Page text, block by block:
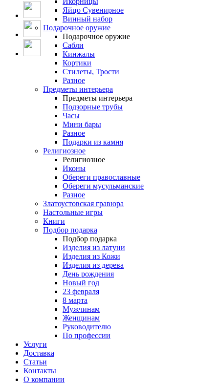
Яйцо Сувенирное
Винный набор
Подарочное оружие
Подарочное оружие
Сабли
Кинжалы
Кортики
Стилеты, Трости
Разное
Предметы интерьера
Предметы интерьера
Подзорные трубы
Часы
Мини бары
Разное
Подарки из камня
Религиозное
Религиозное
Иконы
Обереги православные
Обереги мусульманские
Разное
Златоустовская гравюра
Настольные игры
Книги
Подбор подарка
Подбор подарка
Изделия из латуни
Изделия из Кожи
Изделия из дерева
День рождения
Новый год
23 февраля
8 марта
Мужчинам
Женщинам
Руководителю
По профессии
Услуги
Доставка
Статьи
Контакты
О компании